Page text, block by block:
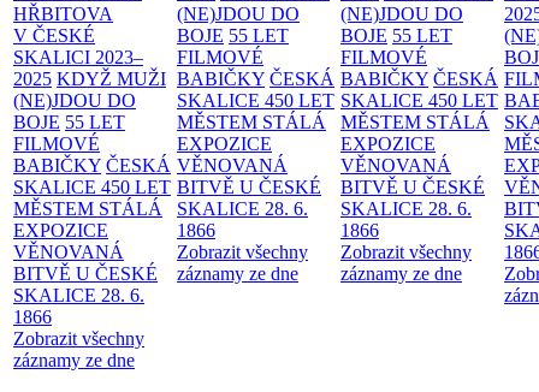
HŘBITOVA
V ČESKÉ
SKALICI 2023–
2025 KDYŽ MUŽI
(NE)JDOU DO
BOJE 55 LET
FILMOVÉ
BABIČKY ČESKÁ
SKALICE 450 LET
MĚSTEM STÁLÁ
EXPOZICE
VĚNOVANÁ
BITVĚ U ČESKÉ
SKALICE 28. 6.
1866
Zobrazit všechny
záznamy ze dne
(NE)JDOU DO
BOJE 55 LET
FILMOVÉ
BABIČKY ČESKÁ
SKALICE 450 LET
MĚSTEM STÁLÁ
EXPOZICE
VĚNOVANÁ
BITVĚ U ČESKÉ
SKALICE 28. 6.
1866
Zobrazit všechny
záznamy ze dne
(NE)JDOU DO
BOJE 55 LET
FILMOVÉ
BABIČKY ČESKÁ
SKALICE 450 LET
MĚSTEM STÁLÁ
EXPOZICE
VĚNOVANÁ
BITVĚ U ČESKÉ
SKALICE 28. 6.
1866
Zobrazit všechny
záznamy ze dne